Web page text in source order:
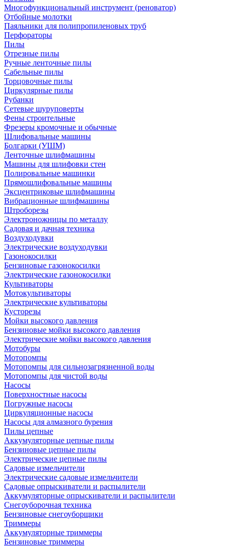
Многофункциональный инструмент (реноватор)
Отбойные молотки
Паяльники для полипропиленовых труб
Перфораторы
Пилы
Отрезные пилы
Ручные ленточные пилы
Сабельные пилы
Торцовочные пилы
Циркулярные пилы
Рубанки
Сетевые шуруповерты
Фены строительные
Фрезеры кромочные и обычные
Шлифовальные машины
Болгарки (УШМ)
Ленточные шлифмашины
Машины для шлифовки стен
Полировальные машинки
Прямошлифовальные машины
Эксцентриковые шлифмашины
Вибрационные шлифмашины
Штроборезы
Электроножницы по металлу
Садовая и дачная техника
Воздуходувки
Электрические воздуходувки
Газонокосилки
Бензиновые газонокосилки
Электрические газонокосилки
Культиваторы
Мотокультиваторы
Электрические культиваторы
Кусторезы
Мойки высокого давления
Бензиновые мойки высокого давления
Электрические мойки высокого давления
Мотобуры
Мотопомпы
Мотопомпы для сильнозагрязненной воды
Мотопомпы для чистой воды
Насосы
Поверхностные насосы
Погружные насосы
Циркуляционные насосы
Насосы для алмазного бурения
Пилы цепные
Аккумуляторные цепные пилы
Бензиновые цепные пилы
Электрические цепные пилы
Садовые измельчители
Электрические садовые измельчители
Садовые опрыскиватели и распылители
Аккумуляторные опрыскиватели и распылители
Снегоуборочная техника
Бензиновые снегоуборщики
Триммеры
Аккумуляторные триммеры
Бензиновые триммеры